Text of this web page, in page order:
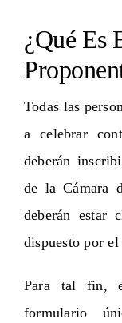
¿Qué Es
Todas las
a celebrar
deberán
de la Cámara
deberán estar
dispuesto por
Para tal fin,
formulario